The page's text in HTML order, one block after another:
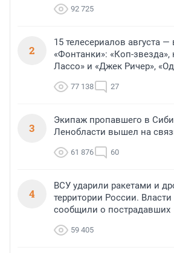
92 725
2
15 телесериалов августа
«Фонтанки»: «Коп-
Лассо» и «Джек Ричер»,
77 138 27
3
Экипаж пропавшего в
Ленобласти вышел на
61 876 60
4
ВСУ ударили ракетами и
территории России. Власти
сообщили о пострадавших
59 405